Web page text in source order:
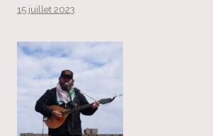
15 juillet 2023